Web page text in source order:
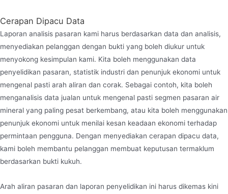
Cerapan Dipacu Data
Laporan analisis pasaran kami harus berdasarkan data dan analisis,
menyediakan pelanggan dengan bukti yang boleh diukur untuk
menyokong kesimpulan kami. Kita boleh menggunakan data
penyelidikan pasaran, statistik industri dan penunjuk ekonomi untuk
mengenal pasti arah aliran dan corak. Sebagai contoh, kita boleh
menganalisis data jualan untuk mengenal pasti segmen pasaran air
mineral yang paling pesat berkembang, atau kita boleh menggunakan
penunjuk ekonomi untuk menilai kesan keadaan ekonomi terhadap
permintaan pengguna. Dengan menyediakan cerapan dipacu data,
kami boleh membantu pelanggan membuat keputusan termaklum
berdasarkan bukti kukuh.
Arah aliran pasaran dan laporan penyelidikan ini harus dikemas kini